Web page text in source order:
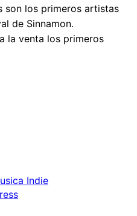
son los primeros artistas
de Sinnamon.
la venta los primeros
Indie